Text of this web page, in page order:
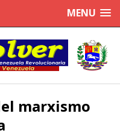
MENU
marxismo